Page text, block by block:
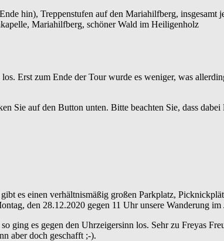
hin), Treppenstufen auf den Mariahilfberg, insgesamt
Mariahilfberg, schöner Wald im Heiligenholz
Erst zum Ende der Tour wurde es weniger, was
Sie auf den Button unten. Bitte beachten Sie, dass
es einen verhältnismäßig großen Parkplatz,
den 28.12.2020 gegen 11 Uhr unsere Wanderung im
es gegen den Uhrzeigersinn los. Sehr zu Freyas
aber doch geschafft ;-).